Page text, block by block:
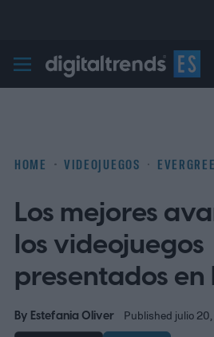
Digital Trends
HOME VIDEOJUEGOS
Los mejores
los videojuegos
presentados en
By Estefania Oliver Published julio